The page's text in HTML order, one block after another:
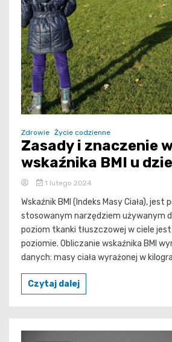
Zdrowie Życie codzienne
Zasady i znaczenie
wskaźnika BMI u
1 lutego 2024
Wskaźnik BMI (Indeks Masy Ciała), jest
stosowanym narzędziem używanym
poziom tkanki tłuszczowej w ciele
poziomie. Obliczanie wskaźnika BMI
danych: masy ciała wyrażonej w
Czytaj dalej